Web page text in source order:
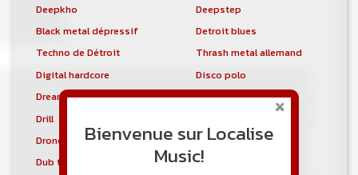
Deepkho
Deepstep
Black metal dépressif
Detroit blues
Techno de Détroit
Thrash metal allemand
Digital hardcore
Disco polo
Dream pop
Dream trance
Drill
Drone
Drumstep
Dub techno
Dubstyle
Bienvenue sur Localise
Music!